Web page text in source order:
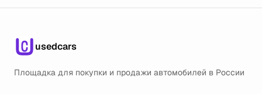
usedcars
Площадка для покупки и продажи автомобилей в России